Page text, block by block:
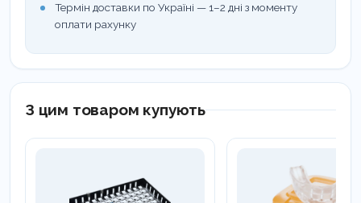
Термін доставки по Україні — 1–2 дні з моменту
оплати рахунку
З цим товаром купують